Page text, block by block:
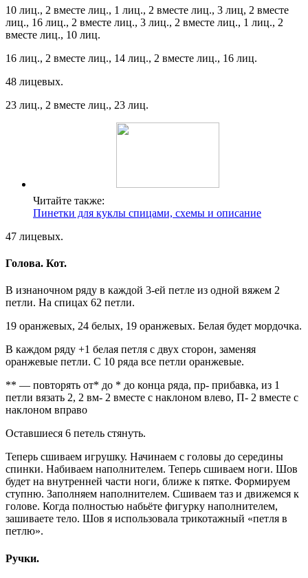
10 лиц., 2 вместе лиц., 1 лиц., 2 вместе лиц., 3 лиц, 2 вместе
лиц., 16 лиц., 2 вместе лиц., 3 лиц., 2 вместе лиц., 1 лиц., 2
вместе лиц., 10 лиц.
16 лиц., 2 вместе лиц., 14 лиц., 2 вместе лиц., 16 лиц.
48 лицевых.
23 лиц., 2 вместе лиц., 23 лиц.
Читайте также:
Пинетки для куклы спицами, схемы и описание
47 лицевых.
Голова. Кот.
В изнаночном ряду в каждой 3-ей петле из одной вяжем 2
петли. На спицах 62 петли.
19 оранжевых, 24 белых, 19 оранжевых. Белая будет мордочка.
В каждом ряду +1 белая петля с двух сторон, заменяя
оранжевые петли. С 10 ряда все петли оранжевые.
** — повторять от* до * до конца ряда, пр- прибавка, из 1
петли вязать 2, 2 вм- 2 вместе с наклоном влево, П- 2 вместе с
наклоном вправо
Оставшиеся 6 петель стянуть.
Теперь сшиваем игрушку. Начинаем с головы до середины
спинки. Набиваем наполнителем. Теперь сшиваем ноги. Шов
будет на внутренней части ноги, ближе к пятке. Формируем
ступню. Заполняем наполнителем. Сшиваем таз и движемся к
голове. Когда полностью набьёте фигурку наполнителем,
зашиваете тело. Шов я использовала трикотажный «петля в
петлю».
Ручки.